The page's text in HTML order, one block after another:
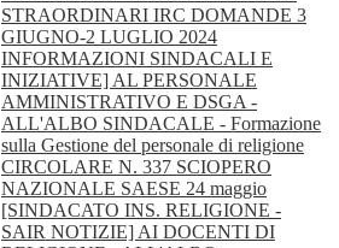
STRAORDINARI IRC DOMANDE 3
GIUGNO-2 LUGLIO 2024
INFORMAZIONI SINDACALI E
INIZIATIVE] AL PERSONALE
AMMINISTRATIVO E DSGA -
ALL'ALBO SINDACALE - Formazione
sulla Gestione del personale di religione
CIRCOLARE N. 337 SCIOPERO
NAZIONALE SAESE 24 maggio
[SINDACATO INS. RELIGIONE -
SAIR NOTIZIE] AI DOCENTI DI